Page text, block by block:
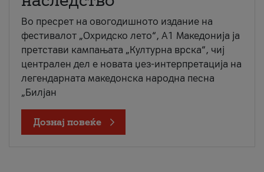
Во пресрет на овогодишното издание на
фестивалот „Охридско лето“, А1 Македонија ја
претстави кампањата „Културна врска“, чиј
централен дел е новата џез-интерпретација на
легендарната македонска народна песна
„Билјан
Дознај повеќе